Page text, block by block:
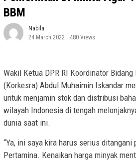
BBM
Nabila
24 March 2022
480 Views
Wakil Ketua DPR RI Koordinator
(Korkesra) Abdul Muhaimin Iskandar
untuk menjamin stok dan distribusi
wilayah Indonesia di tengah
dunia saat ini.
“Ya, ini saya kira harus serius ditangani
Pertamina. Kenaikan harga minyak